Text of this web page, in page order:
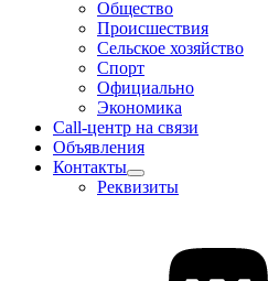
Общество
Происшествия
Сельское хозяйство
Спорт
Официально
Экономика
Call-центр на связи
Объявления
Контакты
Реквизиты